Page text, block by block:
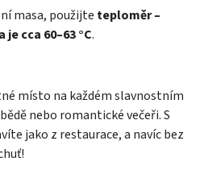
masa, použijte teploměr –
cca 60–63 °C.
místo na každém slavnostním
nebo romantické večeři. S
jako z restaurace, a navíc bez